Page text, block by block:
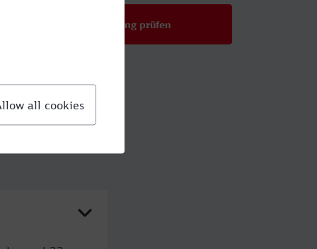
Verbindung prüfen